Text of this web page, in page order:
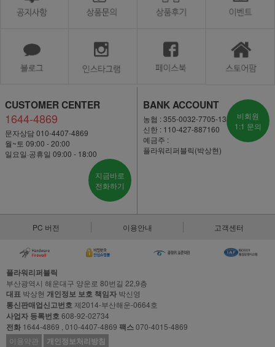
CUSTOMER CENTER
1644-4869
문자상담 010-4407-4869
월~토 09:00 - 20:00
일요일·공휴일 09:00 - 18:00
지금바로
전화하기
BANK ACCOUNT
농협 : 355-0032-7705-13
신한 : 110-427-887160
예금주 :
플라워리퍼블릭(박상현)
비회원
1:1 문의
PC 버전 이용안내 고객센터
플라워리퍼블릭
부산광역시 해운대구 양운로 80번길 22,9층
대표 박상현 개인정보 보호 책임자 박신영
통신판매업신고번호제2014-부산해운-0664호
사업자 등록번호608-92-02734
전화 1644-4869 , 010-4407-4869 팩스070-4015-4869
이용약관
개인정보처리방침